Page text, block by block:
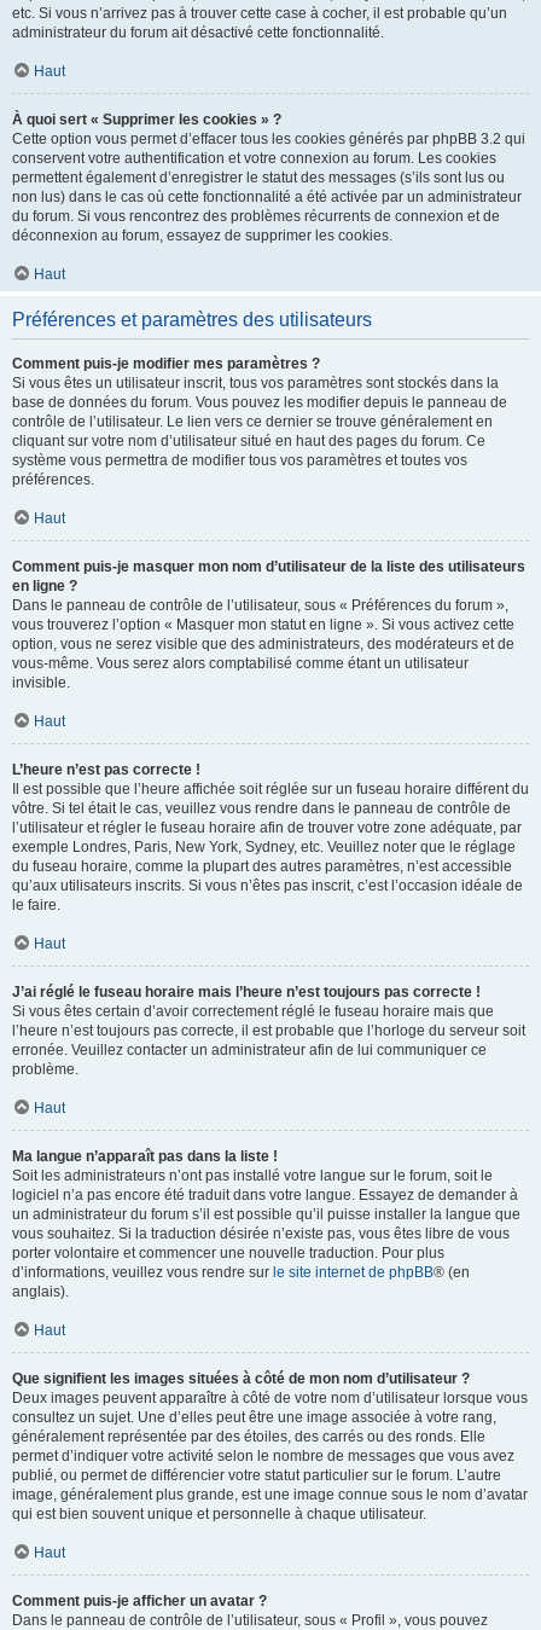
etc. Si vous n’arrivez pas à trouver cette case à cocher, il est probable qu’un
administrateur du forum ait désactivé cette fonctionnalité.
Haut
À quoi sert « Supprimer les cookies » ?
Cette option vous permet d’effacer tous les cookies générés par phpBB 3.2 qui
conservent votre authentification et votre connexion au forum. Les cookies
permettent également d’enregistrer le statut des messages (s’ils sont lus ou
non lus) dans le cas où cette fonctionnalité a été activée par un administrateur
du forum. Si vous rencontrez des problèmes récurrents de connexion et de
déconnexion au forum, essayez de supprimer les cookies.
Haut
Préférences et paramètres des utilisateurs
Comment puis-je modifier mes paramètres ?
Si vous êtes un utilisateur inscrit, tous vos paramètres sont stockés dans la
base de données du forum. Vous pouvez les modifier depuis le panneau de
contrôle de l’utilisateur. Le lien vers ce dernier se trouve généralement en
cliquant sur votre nom d’utilisateur situé en haut des pages du forum. Ce
système vous permettra de modifier tous vos paramètres et toutes vos
préférences.
Haut
Comment puis-je masquer mon nom d’utilisateur de la liste des utilisateurs
en ligne ?
Dans le panneau de contrôle de l’utilisateur, sous « Préférences du forum »,
vous trouverez l’option « Masquer mon statut en ligne ». Si vous activez cette
option, vous ne serez visible que des administrateurs, des modérateurs et de
vous-même. Vous serez alors comptabilisé comme étant un utilisateur
invisible.
Haut
L’heure n’est pas correcte !
Il est possible que l’heure affichée soit réglée sur un fuseau horaire différent du
vôtre. Si tel était le cas, veuillez vous rendre dans le panneau de contrôle de
l’utilisateur et régler le fuseau horaire afin de trouver votre zone adéquate, par
exemple Londres, Paris, New York, Sydney, etc. Veuillez noter que le réglage
du fuseau horaire, comme la plupart des autres paramètres, n’est accessible
qu’aux utilisateurs inscrits. Si vous n’êtes pas inscrit, c’est l’occasion idéale de
le faire.
Haut
J’ai réglé le fuseau horaire mais l’heure n’est toujours pas correcte !
Si vous êtes certain d’avoir correctement réglé le fuseau horaire mais que
l’heure n’est toujours pas correcte, il est probable que l’horloge du serveur soit
erronée. Veuillez contacter un administrateur afin de lui communiquer ce
problème.
Haut
Ma langue n’apparaît pas dans la liste !
Soit les administrateurs n’ont pas installé votre langue sur le forum, soit le
logiciel n’a pas encore été traduit dans votre langue. Essayez de demander à
un administrateur du forum s’il est possible qu’il puisse installer la langue que
vous souhaitez. Si la traduction désirée n’existe pas, vous êtes libre de vous
porter volontaire et commencer une nouvelle traduction. Pour plus
d’informations, veuillez vous rendre sur le site internet de phpBB® (en
anglais).
Haut
Que signifient les images situées à côté de mon nom d’utilisateur ?
Deux images peuvent apparaître à côté de votre nom d’utilisateur lorsque vous
consultez un sujet. Une d’elles peut être une image associée à votre rang,
généralement représentée par des étoiles, des carrés ou des ronds. Elle
permet d’indiquer votre activité selon le nombre de messages que vous avez
publié, ou permet de différencier votre statut particulier sur le forum. L’autre
image, généralement plus grande, est une image connue sous le nom d’avatar
qui est bien souvent unique et personnelle à chaque utilisateur.
Haut
Comment puis-je afficher un avatar ?
Dans le panneau de contrôle de l’utilisateur, sous « Profil », vous pouvez